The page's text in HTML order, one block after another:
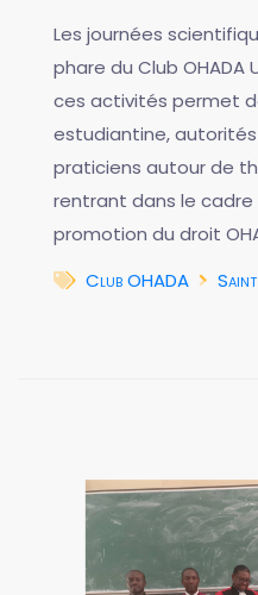
Les journées
phare du Club OHADA
ces activités permet
estudiantine,
praticiens autour de
rentrant dans le
promotion du droit
Club OHADA